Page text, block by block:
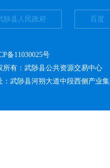
陟县人民政府 百度
备11030025号
所有：武陟县公共资源交易中心
：武陟县河朔大道中段西侧产业